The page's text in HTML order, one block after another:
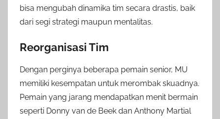
bisa mengubah dinamika tim secara drastis, baik
dari segi strategi maupun mentalitas.
Reorganisasi Tim
Dengan perginya beberapa pemain senior, MU
memiliki kesempatan untuk merombak skuadnya.
Pemain yang jarang mendapatkan menit bermain
seperti Donny van de Beek dan Anthony Martial